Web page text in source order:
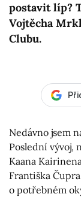
postavit líp?
Vojtěcha
Clubu.
Nedávno jsem
Poslední vývoj,
Kaana
Františka Čupra
o potřebném